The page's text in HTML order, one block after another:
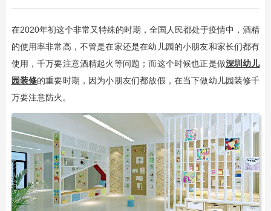
​在2020年初这个非常又特殊的时期，全国人民都处于疫情中，酒精
的使用率非常高，不管是在家还是在幼儿园的小朋友和家长们都有
使用，千万要注意酒精起火等问题；而这个时候也正是做深圳幼儿
园装修的重要时期，因为小朋友们都放假，在当下做幼儿园装修千
万要注意防火。